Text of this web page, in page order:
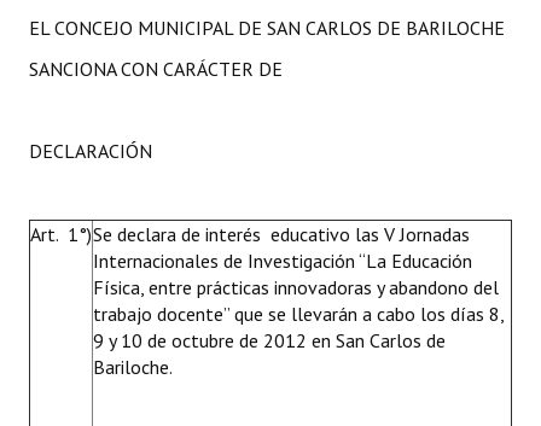
EL CONCEJO MUNICIPAL DE SAN CARLOS DE BARILOCHE
SANCIONA CON CARÁCTER DE
DECLARACIÓN
Art. 1°)Se declara de interés educativo las V Jornadas
Internacionales de Investigación “La Educación
Física, entre prácticas innovadoras y abandono del
trabajo docente” que se llevarán a cabo los días 8,
9 y 10 de octubre de 2012 en San Carlos de
Bariloche.